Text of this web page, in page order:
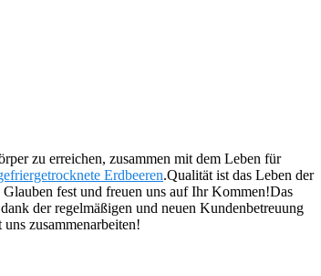
zu erreichen, zusammen mit dem Leben für
Erdbeeren.Qualität ist das Leben der
fest und freuen uns auf Ihr Kommen!Das
der regelmäßigen und neuen Kundenbetreuung
zusammenarbeiten!